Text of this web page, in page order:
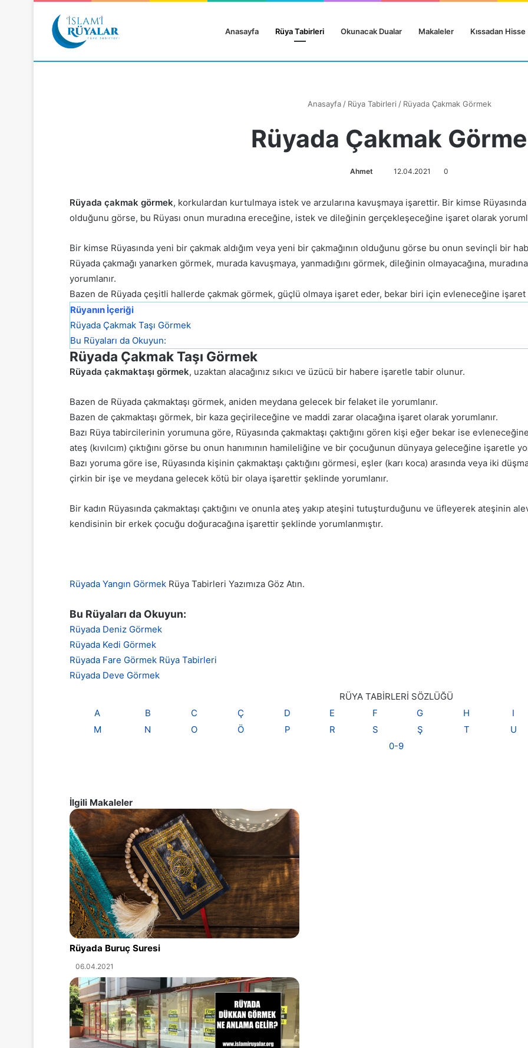
Anasayfa Rüya Tabirleri Okunacak Dualar Makaleler Kıssadan Hisse
Anasayfa / Rüya Tabirleri / Rüyada Çakmak Görmek
Rüyada Çakmak
Ahmet 12.04.2021 0
Rüyada çakmak görmek, korkulardan kurtulmaya istek ve arzularına kavuşmaya işarettir. Bir kimse Rüyasında
olduğunu görse, bu Rüyası onun muradına ereceğine, istek ve dileğinin gerçekleşeceğine işaret olarak
Bir kimse Rüyasında yeni bir çakmak aldığım veya yeni bir çakmağının olduğunu görse bu onun sevinçli bir
Rüyada çakmağı yanarken görmek, murada kavuşmaya, yanmadığını görmek, dileğinin olmayacağına,
yorumlanır.
Bazen de Rüyada çeşitli hallerde çakmak görmek, güçlü olmaya işaret eder, bekar biri için evleneceğine işaret
Rüyanın İçeriği
Rüyada Çakmak Taşı Görmek
Bu Rüyaları da Okuyun:
Rüyada Çakmak Taşı Görmek
Rüyada çakmaktaşı görmek, uzaktan alacağınız sıkıcı ve üzücü bir habere işaretle tabir olunur.
Bazen de Rüyada çakmaktaşı görmek, aniden meydana gelecek bir felaket ile yorumlanır.
Bazen de çakmaktaşı görmek, bir kaza geçirileceğine ve maddi zarar olacağına işaret olarak yorumlanır.
Bazı Rüya tabircilerinin yorumuna göre, Rüyasında çakmaktaşı çaktığını gören kişi eğer bekar ise
ateş (kıvılcım) çıktığını görse bu onun hanımının hamileliğine ve bir çocuğunun dünyaya geleceğine işaretle
Bazı yoruma göre ise, Rüyasında kişinin çakmaktaşı çaktığını görmesi, eşler (karı koca) arasında veya iki
çirkin bir işe ve meydana gelecek kötü bir olaya işarettir şeklinde yorumlanır.
Bir kadın Rüyasında çakmaktaşı çaktığını ve onunla ateş yakıp ateşini tutuşturduğunu ve üfleyerek ateşinin
kendisinin bir erkek çocuğu doğuracağına işarettir şeklinde yorumlanmıştır.
Rüyada Yangın Görmek Rüya Tabirleri Yazımıza Göz Atın.
Bu Rüyaları da Okuyun:
Rüyada Deniz Görmek
Rüyada Kedi Görmek
Rüyada Fare Görmek Rüya Tabirleri
Rüyada Deve Görmek
RÜYA TABİRLERİ SÖZLÜĞÜ
A
B C Ç D E F G H I
M
N O Ö P R S Ş T U
0-9
İlgili Makaleler
Rüyada Buruç Suresi
06.04.2021